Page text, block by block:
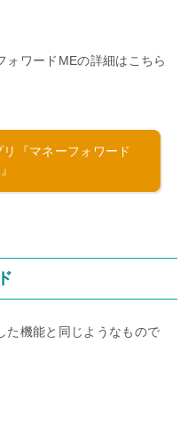
ォワードMEの詳細はこちら
『マネーフォワード
た機能と同じようなもので